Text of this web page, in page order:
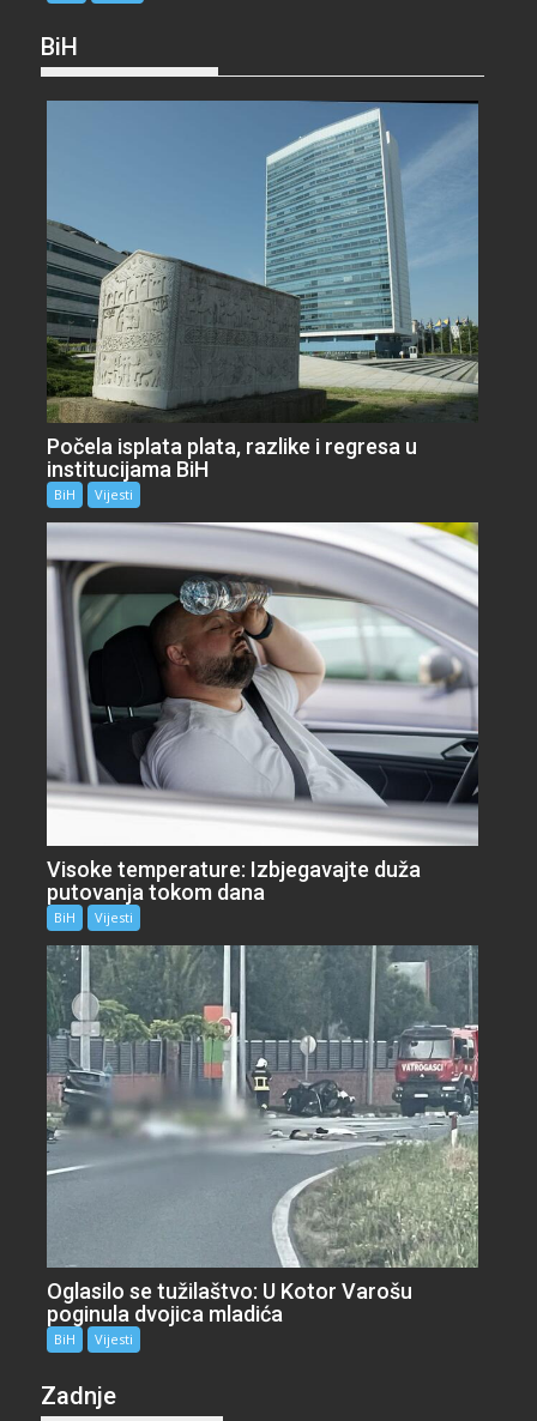
BiH
Počela isplata plata, razlike i regresa u
institucijama BiH
BiH Vijesti
Visoke temperature: Izbjegavajte duža
putovanja tokom dana
BiH Vijesti
Oglasilo se tužilaštvo: U Kotor Varošu
poginula dvojica mladića
BiH Vijesti
Zadnje